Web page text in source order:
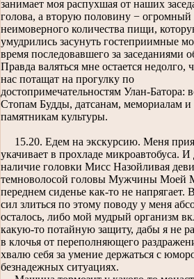
занимает моя распухшая от наших
голова, а вторую половину − огромный
неимоверного количества пищи,
умудрились засунуть гостеприимные
время последовавшего за заседаниями
Правда валяться мне остается недолго,
нас потащат на прогулку по
достопримечательностям Улан-Батора:
Стопам Будды, датсанам, мемориалам
памятникам культуры.
15.20. Едем на экскурсию. Меня
укачивает в прохладе микроавтобуса. И
наличие головки Мисс Назойливая
темноволосой головы Мужчины Моей
переднем сиденье как-то не напрягает.
сил злиться по этому поводу у меня
осталось, либо мой мудрый организм
какую-то потайную защиту, дабы я не
в клочья от переполняющего
хвалю себя за умение держаться с
безнадежных ситуациях.